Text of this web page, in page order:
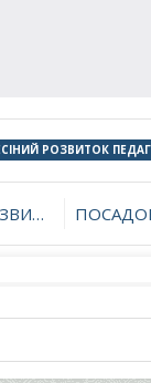
РОЗВИТОК
до 2025 року